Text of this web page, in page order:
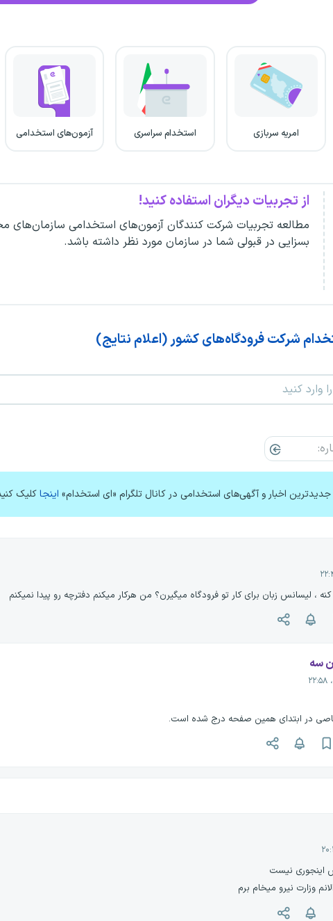
امریه سربازی استخدام سراسری آزمون‌های استخدامی
از تجربیات دیگران استفاده کنید!
مطالعه تجربیات شرکت کنندگان آزمون‌های استخدامی سازمان‌های
بسزایی در قبولی شما در سازمان مورد نظر داشته باشد.
شرکت فرودگاه‌های کشور (اعلام نتایج)
اخبار و آگهی‌های استخدامی در کانال تلگرام «ای استخدام» اینجاکلیک
، لیسانس زبان برای کار تو فرودگاه میگیرن؟ من هرکار میکنم دفترچه رو پیدا نمیکنم
سه
در ابتدای همین صفحه درج شده است.
اینجوری نیست
وزارت نیرو میخام برم